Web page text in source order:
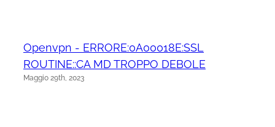
Openvpn - ERRORE:0A00018E:SSL
ROUTINE::CA MD TROPPO DEBOLE
Maggio 29th, 2023